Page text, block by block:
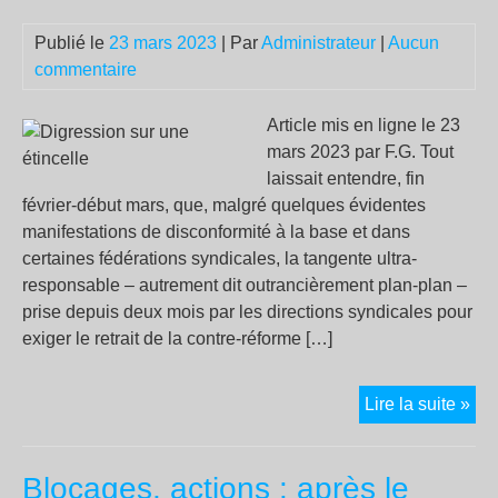
Publié le 23 mars 2023 | ParAdministrateur
Aucun
commentaire
Article mis en ligne le 23
mars 2023 par F.G. Tout
laissait entendre, fin
février-début mars, que, malgré quelques évidentes
manifestations de disconformité à la base et dans
certaines fédérations syndicales, la tangente ultra-
responsable – autrement dit outrancièrement plan-plan –
prise depuis deux mois par les directions syndicales pour
exiger le retrait de la contre-réforme […]
Lire la suite »
sur
Blocages, actions : après le